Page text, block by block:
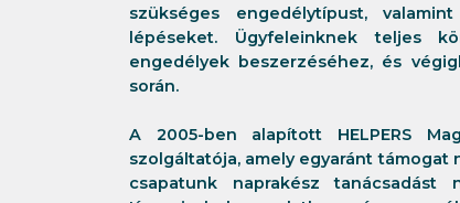
szükséges engedélytípust,
lépéseket. Ügyfeleinknek teljes
engedélyek beszerzéséhez, és
során.
A 2005-ben alapított HELPERS
szolgáltatója, amely egyaránt támogat
csapatunk naprakész